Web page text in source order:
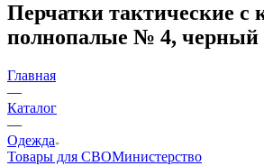
Вконтакте
YouTube
MAX
Перчатки тактические с
полнопалые № 4, черный